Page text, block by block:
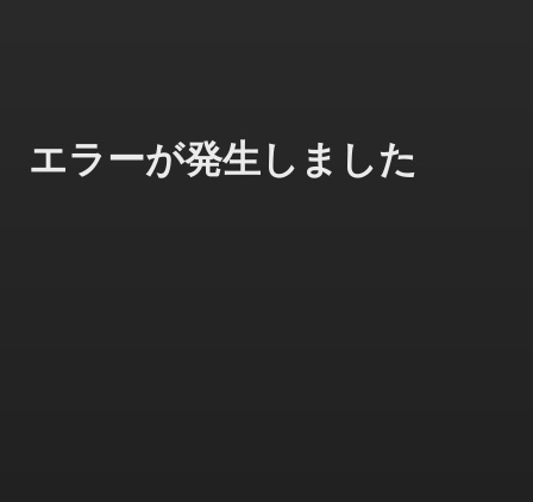
エラーが発生しました